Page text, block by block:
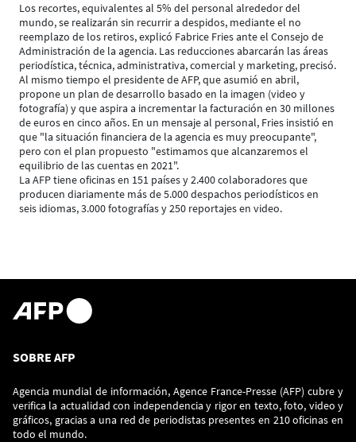
Los recortes, equivalentes al 5% del personal alrededor del
mundo, se realizarán sin recurrir a despidos, mediante el no
reemplazo de los retiros, explicó Fabrice Fries ante el Consejo de
Administración de la agencia. Las reducciones abarcarán las áreas
periodística, técnica, administrativa, comercial y marketing, precisó.
Al mismo tiempo el presidente de AFP, que asumió en abril,
propone un plan de desarrollo basado en la imagen (video y
fotografía) y que aspira a incrementar la facturación en 30 millones
de euros en cinco años. En un mensaje al personal, Fries insistió en
que "la situación financiera de la agencia es muy preocupante",
pero con el plan propuesto "estimamos que alcanzaremos el
equilibrio de las cuentas en 2021".
La AFP tiene oficinas en 151 países y 2.400 colaboradores que
producen diariamente más de 5.000 despachos periodísticos en
seis idiomas, 3.000 fotografías y 250 reportajes en video.
SOBRE AFP
Agencia mundial de información, Agence France-Presse (AFP) cubre y
verifica la actualidad con independencia y rigor en texto, foto, video y
gráficos, gracias a una red de periodistas presentes en 210 oficinas en
todo el mundo.